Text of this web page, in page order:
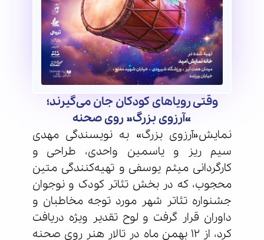
وقتی رویاهای کودکان جان می‌گیرند؛
«آرزوی بزرگ» روی صحنه
نمایش«آرزوی بزرگ» به نویسندگی مهدی
سیم ریز و یاسمین واحدی،‌ طراحی و
کارگردانی میثم یوسفی و تهیه‌کنندگی متین
محجوب، که در بخش تئاتر کودک و نوجوان
جشنواره تئاتر شهر مورد توجه مخاطبان و
داوران قرار گرفت و لوح تقدیر ویژه دریافت
کرد، از 12 بهمن ماه در تالار هنر روی صحنه